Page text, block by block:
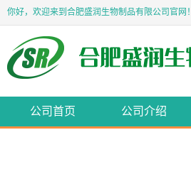
你好，欢迎来到合肥盛润生物制品有限公司官网！
公司首页 公司介绍